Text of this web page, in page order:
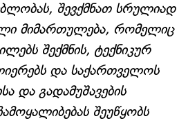
შევქმნათ სრულიად
მიმართულება, რომელიც
შექმნის, ტექნიკურ
და საქართველოს
და გადამუშავების
შეუწყობს